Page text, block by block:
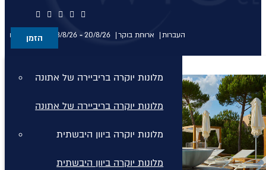
מלונות יוקרה ברודוס
מלונות יוקרה בריביירה של אתונה
מלונות יוקרה בריביירה של אתונה
מלונות יוקרה ביוון היבשתית
מלונות יוקרה ביוון היבשתית
הזמן 13/8/26 -20/8/26 ארוחת בוקר העברות